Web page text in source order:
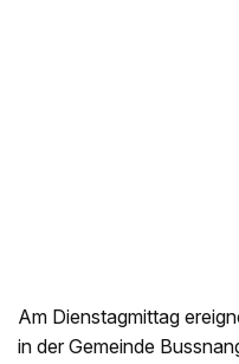
Am Dienstagmittag
in der Gemeinde